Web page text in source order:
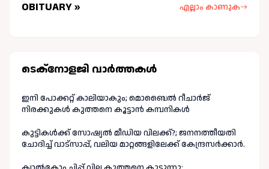
OBITUARY » എല്ലാം കാണുക
ടെക്നോളജി വാർത്തകള്‍
ഇനി പോക്കറ്റ് കാലിയാകും; മൊബൈൽ റീചാർജ്
നിരക്കുകൾ കുത്തനെ കൂട്ടാൻ കമ്പനികൾ
കുട്ടികൾക്ക് സോഷ്യൽ മീഡിയ വിലക്ക്?; ജനനത്തീയതി
ചോദിച്ച് വാട്‌സാപ്പ്, വലിയ മാറ്റങ്ങളിലേക്ക് കേന്ദ്രസർക്കാർ.